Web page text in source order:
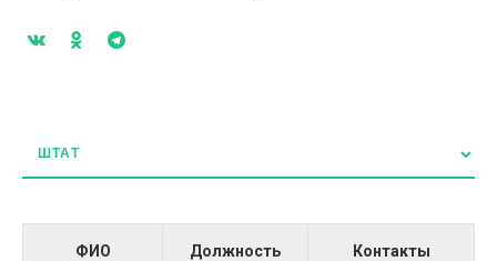
ФИО Должность Контакты